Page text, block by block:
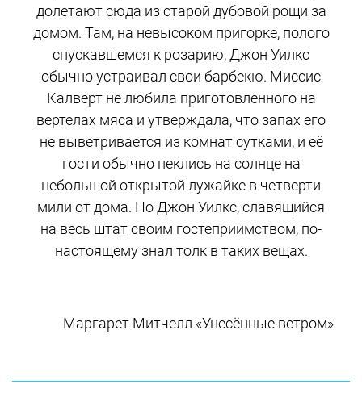
долетают сюда из старой дубовой рощи за
домом. Там, на невысоком пригорке, полого
спускавшемся к розарию, Джон Уилкс
обычно устраивал свои барбекю. Миссис
Калверт не любила приготовленного на
вертелах мяса и утверждала, что запах его
не выветривается из комнат сутками, и её
гости обычно пеклись на солнце на
небольшой открытой лужайке в четверти
мили от дома. Но Джон Уилкс, славящийся
на весь штат своим гостеприимством, по-
настоящему знал толк в таких вещах.
Маргарет Митчелл «Унесённые ветром»